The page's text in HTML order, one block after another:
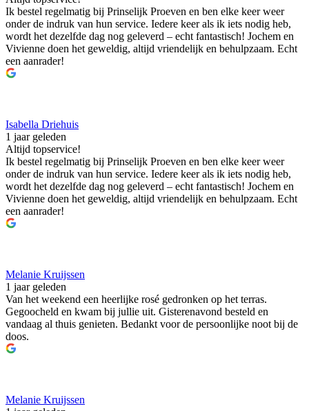
Ik bestel regelmatig bij Prinselijk Proeven en ben elke keer weer
onder de indruk van hun service. Iedere keer als ik iets nodig heb,
wordt het dezelfde dag nog geleverd – echt fantastisch! Jochem en
Vivienne doen het geweldig, altijd vriendelijk en behulpzaam. Echt
een aanrader!
Isabella Driehuis
1 jaar geleden
Altijd topservice!
Ik bestel regelmatig bij Prinselijk Proeven en ben elke keer weer
onder de indruk van hun service. Iedere keer als ik iets nodig heb,
wordt het dezelfde dag nog geleverd – echt fantastisch! Jochem en
Vivienne doen het geweldig, altijd vriendelijk en behulpzaam. Echt
een aanrader!
Melanie Kruijssen
1 jaar geleden
Van het weekend een heerlijke rosé gedronken op het terras.
Gegoocheld en kwam bij jullie uit. Gisterenavond besteld en
vandaag al thuis genieten. Bedankt voor de persoonlijke noot bij de
doos.
Melanie Kruijssen